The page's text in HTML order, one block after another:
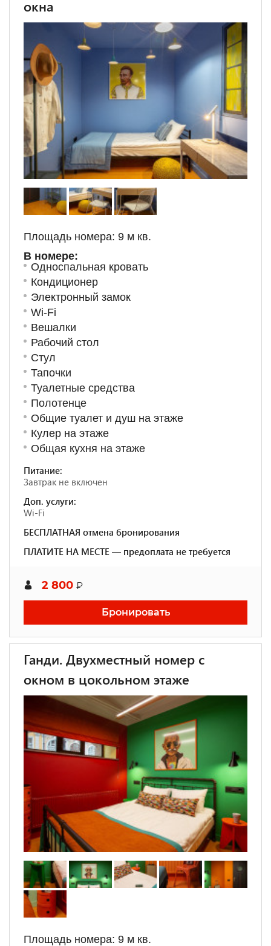
окна
Площадь номера: 9 м кв.
В номере:
Односпальная кровать
Кондиционер
Электронный замок
Wi-Fi
Вешалки
Рабочий стол
Стул
Тапочки
Туалетные средства
Полотенце
Общие туалет и душ на этаже
Кулер на этаже
Общая кухня на этаже
Питание:
Завтрак не включен
Доп. услуги:
Wi-Fi
БЕСПЛАТНАЯ отмена бронирования
ПЛАТИТЕ НА МЕСТЕ — предоплата не требуется
2 800 ₽
Бронировать
Ганди. Двухместный номер с
окном в цокольном этаже
Площадь номера: 9 м кв.